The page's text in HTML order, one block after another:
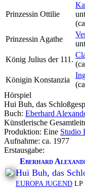
Prinzessin Ottilie
Prinzessin Agathe
König Julius der 111.
Königin Konstanzia
Hörspiel
Hui Buh, das
Buch: Eberhard
Künstlerische
Produktion: Eine Studio
Aufnahme: ca. 1977
Erstausgabe:
Eberhard
Hui Buh, das
EUROPA JUGEND LP